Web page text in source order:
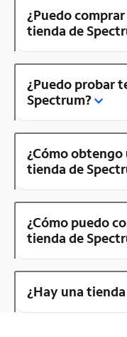
¿Puedo
tienda de
¿Puedo probar
Spectrum?
¿Cómo
tienda de
¿Cómo puedo
tienda de
¿Hay una